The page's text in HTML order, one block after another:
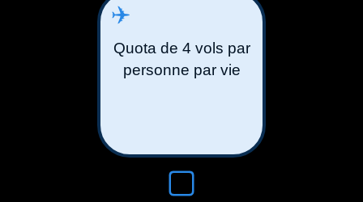
✈️
Quota de 4 vols par
personne par vie